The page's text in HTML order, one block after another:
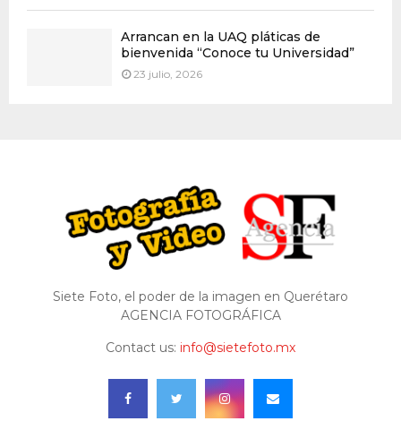
Arrancan en la UAQ pláticas de
bienvenida “Conoce tu Universidad”
23 julio, 2026
Siete Foto, el poder de la imagen en Querétaro
AGENCIA FOTOGRÁFICA
Contact us: info@sietefoto.mx